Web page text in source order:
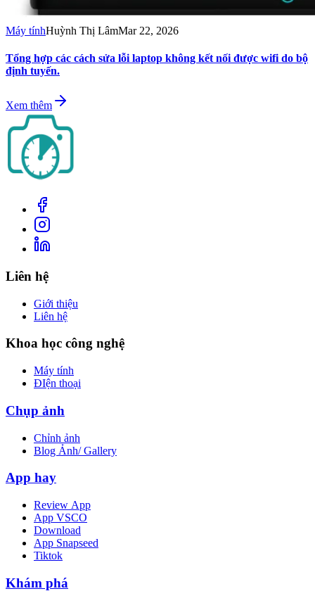
Máy tínhHuỳnh Thị LâmMar 22, 2026
Tổng hợp các cách sửa lỗi laptop không kết nối được wifi do bộ
định tuyến.
Xem thêm
Liên hệ
Giới thiệu
Liên hệ
Khoa học công nghệ
Máy tính
ĐIện thoại
Chụp ảnh
Chỉnh ảnh
Blog Ảnh/ Gallery
App hay
Review App
App VSCO
Download
App Snapseed
Tiktok
Khám phá